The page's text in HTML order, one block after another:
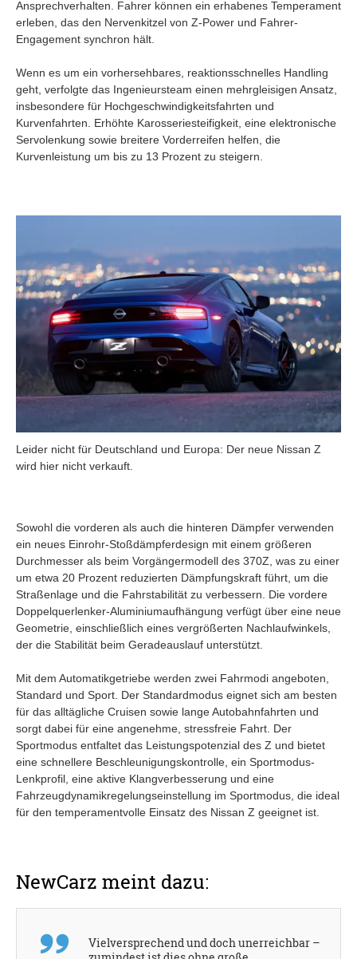
Ansprechverhalten. Fahrer können ein erhabenes Temperament
erleben, das den Nervenkitzel von Z-Power und Fahrer-
Engagement synchron hält.
Wenn es um ein vorhersehbares, reaktionsschnelles Handling
geht, verfolgte das Ingenieursteam einen mehrgleisigen Ansatz,
insbesondere für Hochgeschwindigkeitsfahrten und
Kurvenfahrten. Erhöhte Karosseriesteifigkeit, eine elektronische
Servolenkung sowie breitere Vorderreifen helfen, die
Kurvenleistung um bis zu 13 Prozent zu steigern.
Leider nicht für Deutschland und Europa: Der neue Nissan Z
wird hier nicht verkauft.
Sowohl die vorderen als auch die hinteren Dämpfer verwenden
ein neues Einrohr-Stoßdämpferdesign mit einem größeren
Durchmesser als beim Vorgängermodell des 370Z, was zu einer
um etwa 20 Prozent reduzierten Dämpfungskraft führt, um die
Straßenlage und die Fahrstabilität zu verbessern. Die vordere
Doppelquerlenker-Aluminiumaufhängung verfügt über eine neue
Geometrie, einschließlich eines vergrößerten Nachlaufwinkels,
der die Stabilität beim Geradeauslauf unterstützt.
Mit dem Automatikgetriebe werden zwei Fahrmodi angeboten,
Standard und Sport. Der Standardmodus eignet sich am besten
für das alltägliche Cruisen sowie lange Autobahnfahrten und
sorgt dabei für eine angenehme, stressfreie Fahrt. Der
Sportmodus entfaltet das Leistungspotenzial des Z und bietet
eine schnellere Beschleunigungskontrolle, ein Sportmodus-
Lenkprofil, eine aktive Klangverbesserung und eine
Fahrzeugdynamikregelungseinstellung im Sportmodus, die ideal
für den temperamentvolle Einsatz des Nissan Z geeignet ist.
NewCarz meint dazu:
Vielversprechend und doch unerreichbar –